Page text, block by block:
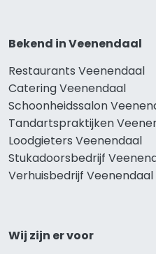
Bekend in Veenendaal
Restaurants Veenendaal
Catering Veenendaal
Schoonheidssalon
Tandartspraktijken
Loodgieters Veenendaal
Stukadoorsbedrijf
Verhuisbedrijf Veenendaal
Wij zijn er voor